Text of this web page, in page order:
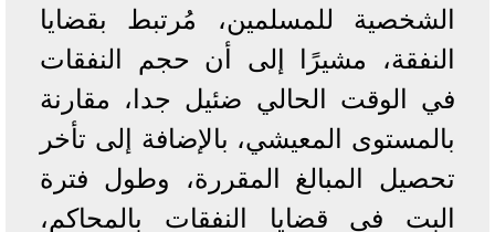
الشخصية للمسلمين، مُرتبط بقضايا
النفقة، مشيرًا إلى أن حجم النفقات
في الوقت الحالي ضئيل جدا، مقارنة
بالمستوى المعيشي، بالإضافة إلى تأخر
تحصيل المبالغ المقررة، وطول فترة
البت في قضايا النفقات بالمحاكم،